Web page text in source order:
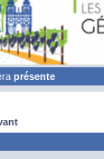
présente